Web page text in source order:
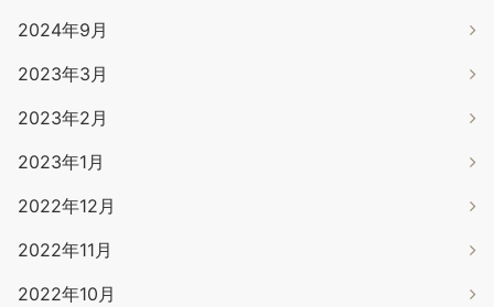
2024年9月
2023年3月
2023年2月
2023年1月
2022年12月
2022年11月
2022年10月